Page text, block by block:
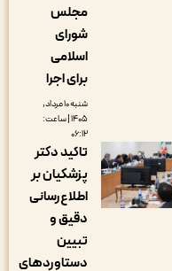
برای اجرا
شنبه ۱۰ مرداد,
۱۴۰۵ | ساعت:
تاکید دکتر
پزشکیان بر
اطلاع‌رسانی
دستاوردهای